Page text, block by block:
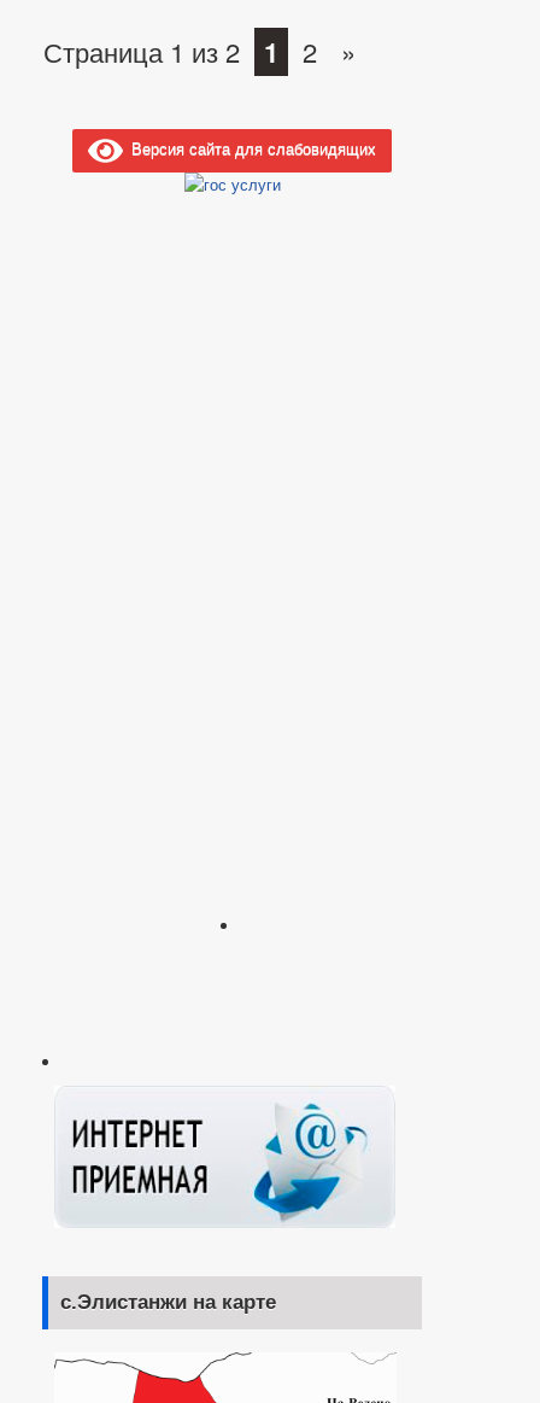
Страница 1 из 2 1 2 »
Версия сайта для слабовидящих
с.Элистанжи на карте